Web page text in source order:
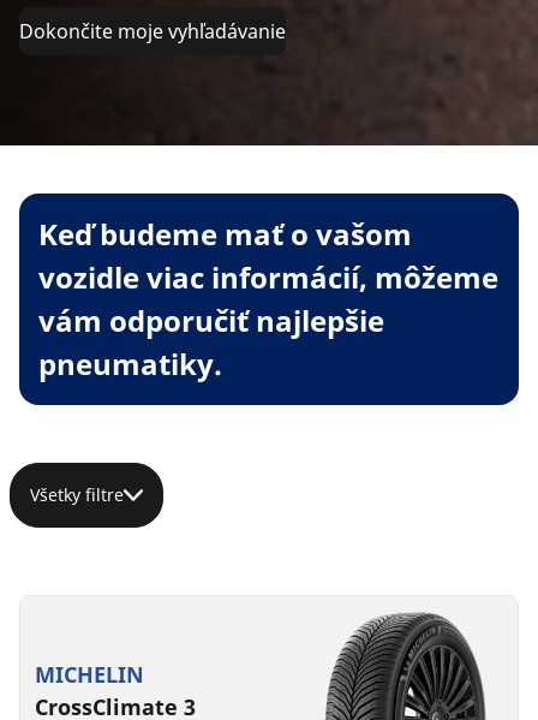
Dokončite moje vyhľadávanie
Keď budeme mať o vašom
vozidle viac informácií, môžeme
vám odporučiť najlepšie
pneumatiky.
Všetky filtre
MICHELIN
CrossClimate 3